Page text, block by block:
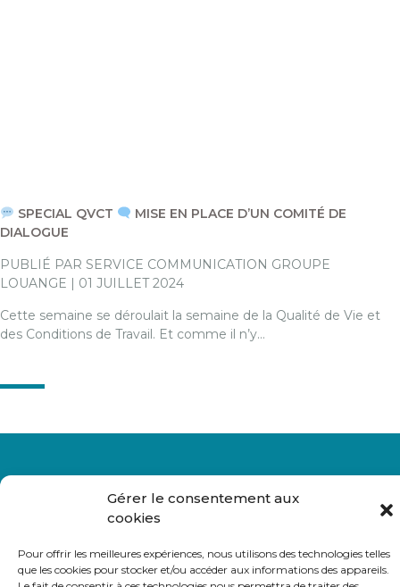
Gérer le consentement aux
cookies
Pour offrir les meilleures expériences, nous utilisons des technologies telles
que les cookies pour stocker et/ou accéder aux informations des appareils.
SPECIAL QVCT
MISE EN PLACE D’UN COMITÉ DE
DIALOGUE
PUBLIÉ PAR SERVICE COMMUNICATION GROUPE
LOUANGE | 01 JUILLET 2024
Cette semaine se déroulait la semaine de la Qualité de Vie et
des Conditions de Travail. Et comme il n’y…
© TOUS DROITS RÉSERVÉS GROUPE LOUANGE
HISTOIRES ET VALEURS